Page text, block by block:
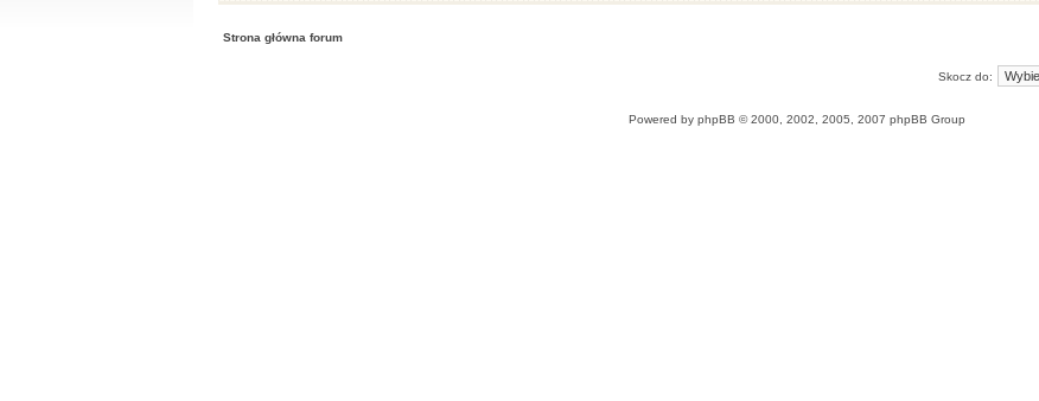
Strona główna forum
Skocz do:
Powered by phpBB © 2000, 2002, 2005, 2007 phpBB Group